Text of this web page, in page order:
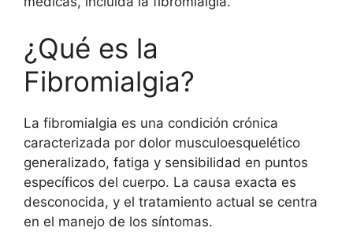
¿Qué es la
Fibromialgia?
La fibromialgia es una condición crónica
caracterizada por dolor musculoesquelético
generalizado, fatiga y sensibilidad en puntos
específicos del cuerpo. La causa exacta es
desconocida, y el tratamiento actual se centra
en el manejo de los síntomas.